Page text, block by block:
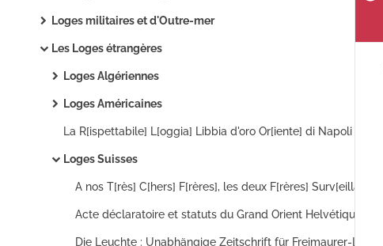
Loges militaires et d'Outre-mer
Les Loges étrangères
Loges Algériennes
Loges Américaines
Loges Suisses
Acte déclaratoire et statuts du Grand Orient Helvétique R.